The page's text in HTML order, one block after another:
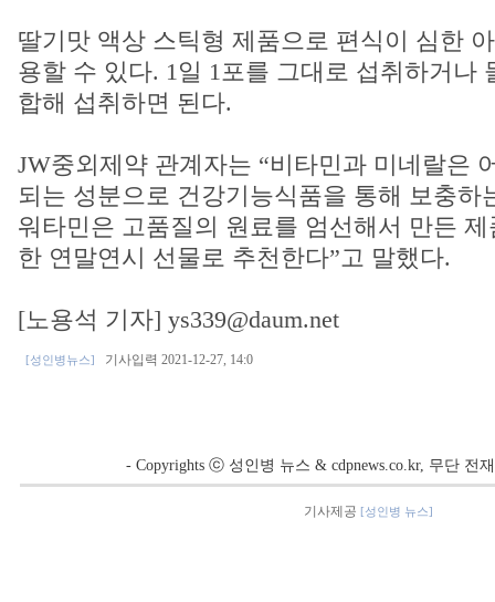
딸기맛 액상 스틱형 제품으로 편식이 심한
용할 수 있다. 1일 1포를 그대로 섭취하거나
합해 섭취하면 된다.
JW중외제약 관계자는 “비타민과 미네랄은
되는 성분으로 건강기능식품을 통해 보충하
워타민은 고품질의 원료를 엄선해서 만든
한 연말연시 선물로 추천한다”고 말했다.
[노용석 기자] ys339@daum.net
[성인병뉴스] 기사입력 2021-12-27, 14:0
- Copyrights ⓒ 성인병 뉴스 & cdpnews.co.kr, 무단 전
기사제공 [성인병 뉴스]